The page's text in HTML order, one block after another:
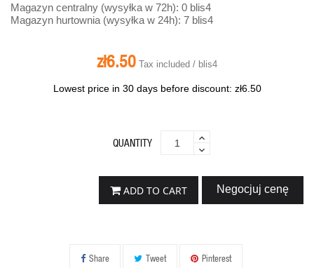
Magazyn centralny (wysyłka w 72h): 0 blis4
Magazyn hurtownia (wysyłka w 24h): 7 blis4
zł6.50 Tax included / blis4
Lowest price in 30 days before discount: zł6.50
QUANTITY
ADD TO CART Negocjuj cenę
Share Tweet Pinterest